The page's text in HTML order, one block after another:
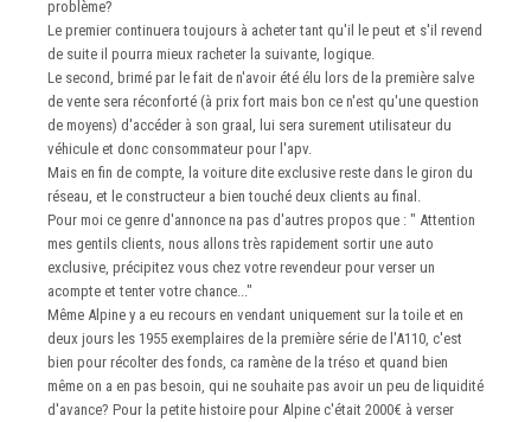
problème?
Le premier continuera toujours à acheter tant qu'il le peut et s'il revend
de suite il pourra mieux racheter la suivante, logique.
Le second, brimé par le fait de n'avoir été élu lors de la première salve
de vente sera réconforté (à prix fort mais bon ce n'est qu'une question
de moyens) d'accéder à son graal, lui sera surement utilisateur du
véhicule et donc consommateur pour l'apv.
Mais en fin de compte, la voiture dite exclusive reste dans le giron du
réseau, et le constructeur a bien touché deux clients au final.
Pour moi ce genre d'annonce na pas d'autres propos que : " Attention
mes gentils clients, nous allons très rapidement sortir une auto
exclusive, précipitez vous chez votre revendeur pour verser un
acompte et tenter votre chance..."
Même Alpine y a eu recours en vendant uniquement sur la toile et en
deux jours les 1955 exemplaires de la première série de l'A110, c'est
bien pour récolter des fonds, ca ramène de la tréso et quand bien
même on a en pas besoin, qui ne souhaite pas avoir un peu de liquidité
d'avance? Pour la petite histoire pour Alpine c'était 2000€ à verser